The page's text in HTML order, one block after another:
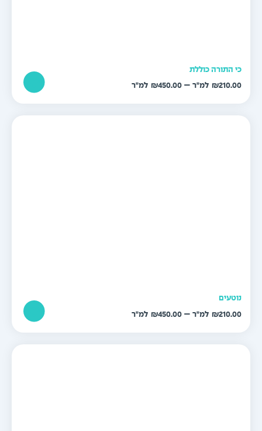
התורה כוללת
₪
–
₪450.00
טווח
₪
–
₪450.00
טווח